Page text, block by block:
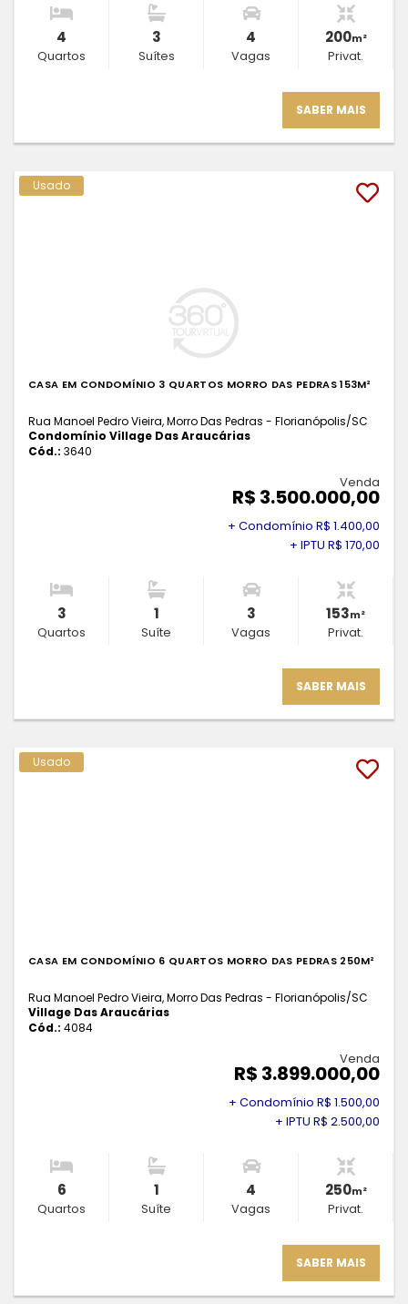
4
Quartos
3
Suítes
4
Vagas
200m²
Privat.
SABER MAIS
Usado
CASA EM CONDOMÍNIO 3 QUARTOS MORRO DAS PEDRAS 153M²
Rua Manoel Pedro Vieira, Morro Das Pedras - Florianópolis/SC
Condomínio Village Das Araucárias
Cód.: 3640
Venda
R$ 3.500.000,00
+ Condomínio R$ 1.400,00
+ IPTU R$ 170,00
3
Quartos
1
Suíte
3
Vagas
153m²
Privat.
SABER MAIS
Usado
CASA EM CONDOMÍNIO 6 QUARTOS MORRO DAS PEDRAS 250M²
Rua Manoel Pedro Vieira, Morro Das Pedras - Florianópolis/SC
Village Das Araucárias
Cód.: 4084
Venda
R$ 3.899.000,00
+ Condomínio R$ 1.500,00
+ IPTU R$ 2.500,00
6
Quartos
1
Suíte
4
Vagas
250m²
Privat.
SABER MAIS